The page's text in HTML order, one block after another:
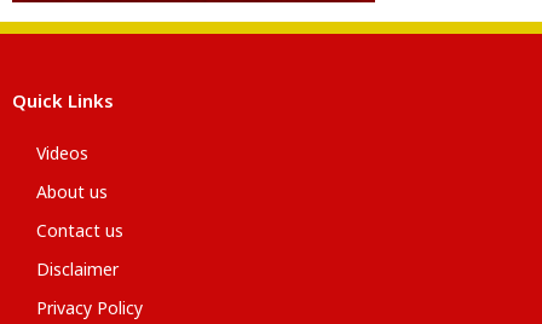
Quick Links
Videos
About us
Contact us
Disclaimer
Privacy Policy